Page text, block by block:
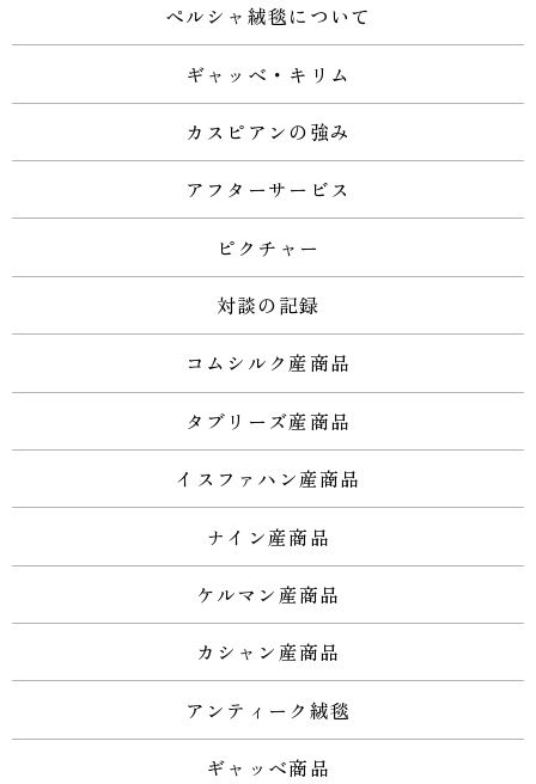
ペルシャ絨毯について
ギャッベ・キリム
カスピアンの強み
アフターサービス
ピクチャー
対談の記録
コムシルク産商品
タブリーズ産商品
イスファハン産商品
ナイン産商品
ケルマン産商品
カシャン産商品
アンティーク絨毯
ギャッベ商品